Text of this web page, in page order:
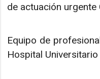
de actuación urgente
Equipo de
Hospital